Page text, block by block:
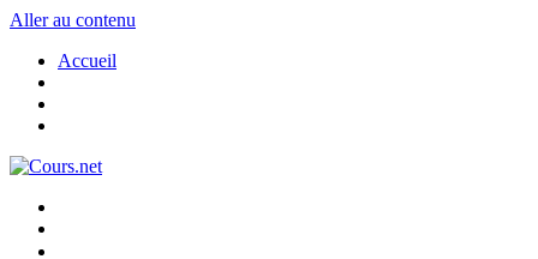
Aller au contenu
Accueil